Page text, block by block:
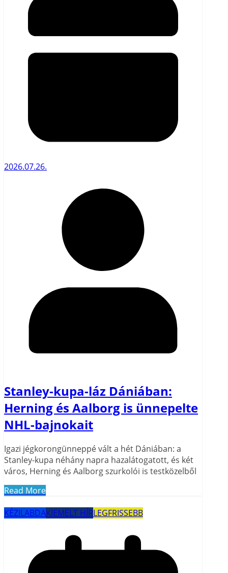
2026.07.26.
Stanley-kupa-láz Dániában:
Herning és Aalborg is ünnepelte
NHL-bajnokait
Igazi jégkorongünneppé vált a hét Dániában: a
Stanley-kupa néhány napra hazalátogatott, és két
város, Herning és Aalborg szurkolói is testközelből
Read More
KÉZILABDAKIEMELT HÍRLEGFRISSEBB